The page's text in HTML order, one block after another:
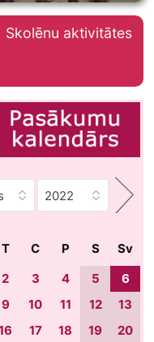
Skolēnu aktivitātes
T C P S
Sv
2 3 4 5
6
9 10 11 12
13
17 18 19
20